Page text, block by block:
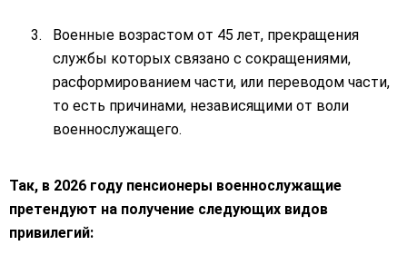
Военные возрастом от 45 лет, прекращения
службы которых связано с сокращениями,
расформированием части, или переводом части,
то есть причинами, независящими от воли
военнослужащего.
Так, в 2026 году пенсионеры военнослужащие
претендуют на получение следующих видов
привилегий: